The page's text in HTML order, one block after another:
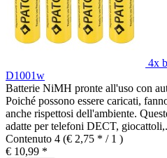
4x
D1001w
Batterie NiMH pronte all'uso con
Poiché possono essere caricati,
anche rispettosi dell'ambiente.
adatte per telefoni DECT,
Contenuto 4 (€ 2,75 * / 1 )
€ 10,99 *